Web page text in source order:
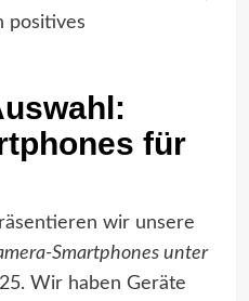
positives
für
wir unsere
Smartphones unter
Wir haben Geräte